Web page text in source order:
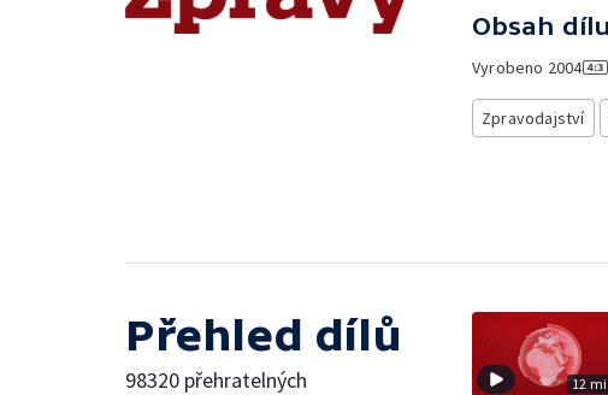
Obsah dílu
Vyrobeno 2004
Zpravodajství
Přehled dílů
98320 přehratelných 12